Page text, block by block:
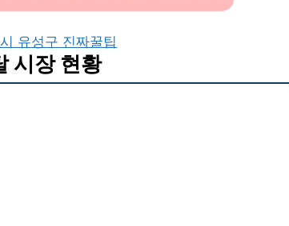
유성구 진짜꿀팁
시장 현황